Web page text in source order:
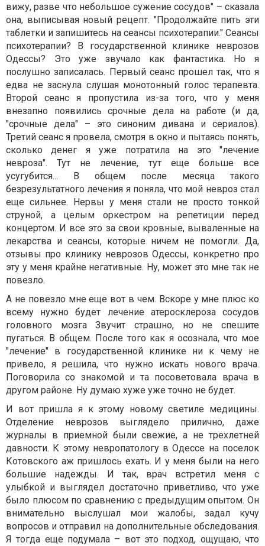
вижу, разве что небольшое сужение сосудов" – сказала
она, выписывая новый рецепт. "Продолжайте пить эти
таблетки и запишитесь на сеансы психотерапии." Сеансы
психотерапии? В государственной клинике неврозов
Одессы? Это уже звучало как фантастика. Но я
послушно записалась. Первый сеанс прошел так, что я
едва не заснула слушая монотонный голос терапевта.
Второй сеанс я пропустила из-за того, что у меня
внезапно появились срочные дела на работе (и да,
"срочные дела" – это синоним дивана и сериалов).
Третий сеанс я провела, смотря в окно и пытаясь понять,
сколько денег я уже потратила на это "лечение
невроза". Тут не лечение, тут еще больше все
усугубится... В общем после месяца такого
безрезультатного лечения я поняла, что мой невроз стал
еще сильнее. Нервы у меня стали не просто тонкой
струной, а целым оркестром на репетиции перед
концертом. И все это за свои кровные, вываленные на
лекарства и сеансы, которые ничем не помогли. Да,
отзывы про клинику неврозов Одессы, конкретно про
эту у меня крайне негативные. Ну, может это мне так не
повезло.
А не повезло мне еще вот в чем. Вскоре у мне плюс ко
всему нужно будет лечение атеросклероза сосудов
головного мозга Звучит страшно, но не спешите
пугаться. В общем. После того как я осознала, что мое
"лечение" в государственной клинике ни к чему не
привело, я решила, что нужно искать нового врача.
Поговорила со знакомой и та посоветовала врача в
другом районе. Ну думаю хуже уже точно не будет.
И вот пришла я к этому новому светиле медицины.
Отделение неврозов выглядело прилично, даже
журналы в приемной были свежие, а не трехлетней
давности. К этому невропатологу в Одессе на поселок
Котовского аж пришлось ехать. И у меня были на него
большие надежды. И так, врач встретил меня с
улыбкой и выглядел достаточно приветливо, что уже
было плюсом по сравнению с предыдущим опытом. Он
внимательно выслушал мои жалобы, задал кучу
вопросов и отправил на дополнительные обследования.
Я тогда еще подумала – вот это подход, ощущаю, что